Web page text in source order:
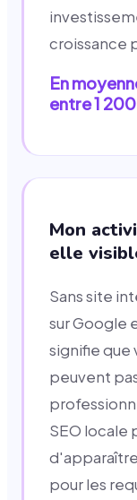
croissance
En
entre 1
Mon
elle
Sans site
sur Google
signifie que
peuvent
SEO locale
pour les